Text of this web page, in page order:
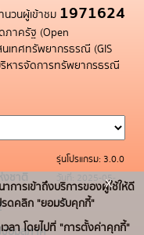
นวนผู้เข้าชม 1971624
ภาครัฐ (Open
เทศทรัพยากรธรณี (GIS
ริหารจัดการทรัพยากรธรณี
งชาติ
อมูลภาค
รุ่นโปรแกรม: 3.0.0
วันที่: 2025-05-
19
การเข้าถึงบริการของผู้ใช้ให้ดี
รดคลิก "ยอมรับคุกกี้"
า โดยไปที่ "การตั้งค่าคุกกี้"
x